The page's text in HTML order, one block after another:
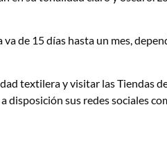
de 15 días hasta un mes,
textilera y visitar las Tiendas
disposición sus redes sociales